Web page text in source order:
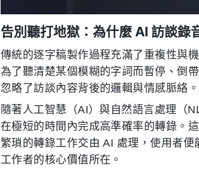
告別聽打地獄：為什麼 AI 訪談錄
傳統的逐字稿製作過程充滿了重複性與
為了聽清楚某個模糊的字詞而暫停、倒
忽略了訪談內容背後的邏輯與情感脈絡。
隨著人工智慧（AI）與自然語言處理（
在極短的時間內完成高準確率的轉錄。
繁瑣的轉錄工作交由 AI 處理，使用者
工作者的核心價值所在。